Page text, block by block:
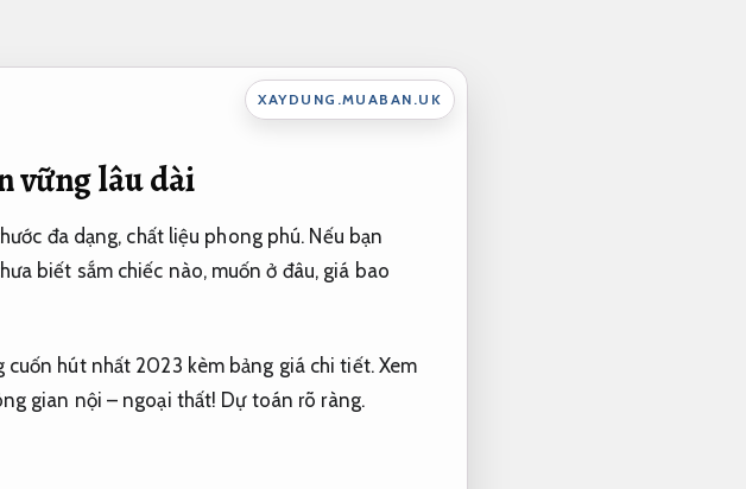
XAYDUNG.MUABAN.UK
vững lâu dài
đa dạng, chất liệu phong phú. Nếu bạn
biết sắm chiếc nào, muốn ở đâu, giá bao
hút nhất 2023 kèm bảng giá chi tiết. Xem
gian nội – ngoại thất! Dự toán rõ ràng.